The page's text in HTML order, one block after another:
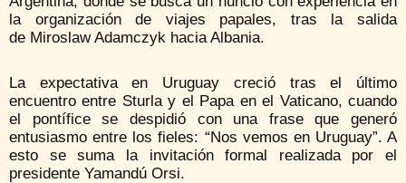
la organización de viajes papales, tras la salida
de Miroslaw Adamczyk hacia Albania.
La expectativa en Uruguay creció tras el último
encuentro entre Sturla y el Papa en el Vaticano, cuando
el pontífice se despidió con una frase que generó
entusiasmo entre los fieles: “Nos vemos en Uruguay”. A
esto se suma la invitación formal realizada por el
presidente Yamandú Orsi.